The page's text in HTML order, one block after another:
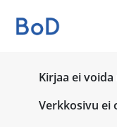
Kirjaa ei
Verkkosivu ei